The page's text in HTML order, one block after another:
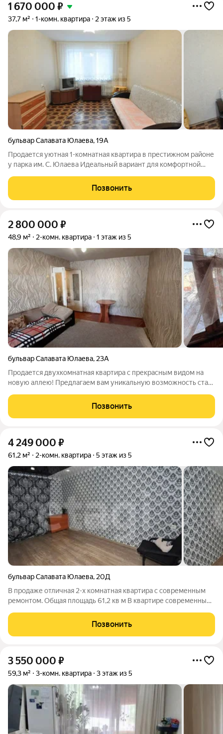
1 670 000 ₽
37,7 м² 1-комн. квартира 2 этаж из 5
бульвар Салавата Юлаева,19А
Продается уютная 1-комнатная квартира в престижном районе
у парка им. С. Юлаева Идеальный вариант для комфортной
Общая площадь: 33,7м Кухня: 8 м (просторная и удобная) Этаж:
2/5 (удобная
Позвонить
2 800 000 ₽
48,9 м² 2-комн. квартира 1 этаж из 5
бульвар Салавата Юлаева, 23А
Продается двухкомнатная квартира с прекрасным видом на
новую аллею! Предлагаем вам уникальную возможность стать
вашего дизайнерского творчества. Квартира без ремонта это
шанс создать
Позвонить
4 249 000 ₽
61,2 м² 2-комн. квартира 5 этаж из 5
бульвар Салавата Юлаева, 20Д
В продаже отличная 2-х комнатная квартира с современным
ремонтом. Общая площадь 61,2 кв м В квартире современный
потолки,санузел выложен кафельной плиткой, новые
межкомнатные двери. Хорошая
Позвонить
3 550 000 ₽
59,3 м² 3-комн. квартира 3 этаж из 5